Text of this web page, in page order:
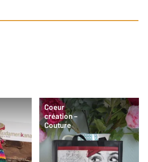
Coeur
création –
Couture